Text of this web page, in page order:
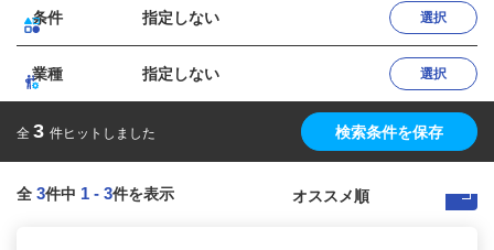
条件 指定しない 選択
業種 指定しない 選択
全 3 件ヒットしました 検索条件を保存
全 3件中 1 - 3件を表示